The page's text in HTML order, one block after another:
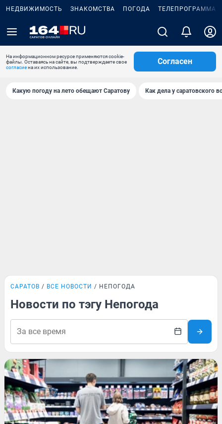
НЕДВИЖИМОСТЬ ЗНАКОМСТВА ПОГОДА ТЕЛЕПРОГРАММА
На информационном ресурсе применяются cookie-
файлы. Оставаясь на сайте, вы подтверждаете свое
согласиена их использование.
Согласен
Какую погоду на лето обещают Саратову Как дела у саратовского
САРАТОВ ВСЕ НОВОСТИ НЕПОГОДА
Новости по тэгу Непогода